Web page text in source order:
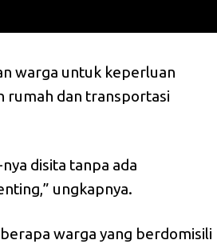
warga untuk keperluan
rumah dan transportasi
disita tanpa ada
ungkapnya.
warga yang berdomisili